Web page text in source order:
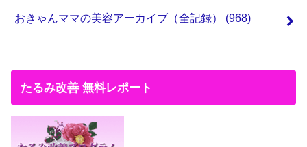
おきゃんママの美容アーカイブ（全記録） (968)
たるみ改善 無料レポート